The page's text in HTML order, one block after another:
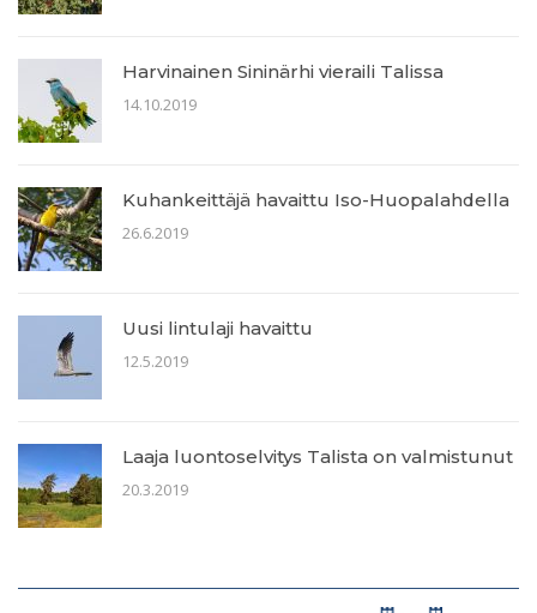
Harvinainen Sininärhi vieraili Talissa
14.10.2019
Kuhankeittäjä havaittu Iso-Huopalahdella
26.6.2019
Uusi lintulaji havaittu
12.5.2019
Laaja luontoselvitys Talista on valmistunut
20.3.2019